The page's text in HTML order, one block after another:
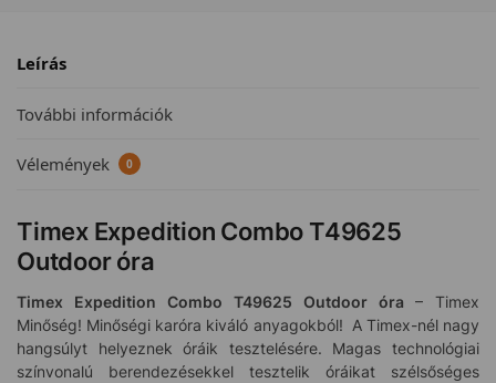
Leírás
További információk
Vélemények 0
Timex Expedition Combo T49625
Outdoor óra
Timex Expedition Combo T49625 Outdoor óra
– Timex
Minőség! Minőségi karóra kiváló anyagokból! A Timex-nél nagy
hangsúlyt helyeznek óráik tesztelésére. Magas technológiai
színvonalú berendezésekkel tesztelik óráikat szélsőséges